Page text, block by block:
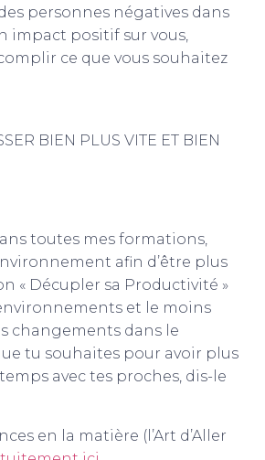
personnes négatives dans
impact positif sur vous,
ce que vous souhaitez
BIEN PLUS VITE ET BIEN
toutes mes formations,
afin d’être plus
« Décupler sa Productivité »
et le moins
changements dans le
tu souhaites pour avoir plus
avec tes proches, dis-le
en la matière (l’Art d’Aller